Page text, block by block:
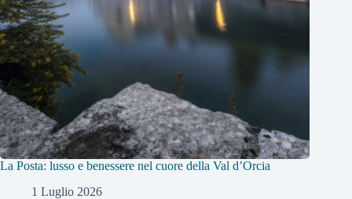
La Posta: lusso e benessere nel cuore della Val d’Orcia
1 Luglio 2026